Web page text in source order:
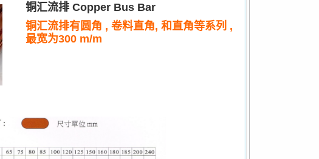
铜汇流排 Copper Bus Bar
铜汇流排有圆角 , 卷料直角, 和直角等系列 ,
最宽为300 m/m